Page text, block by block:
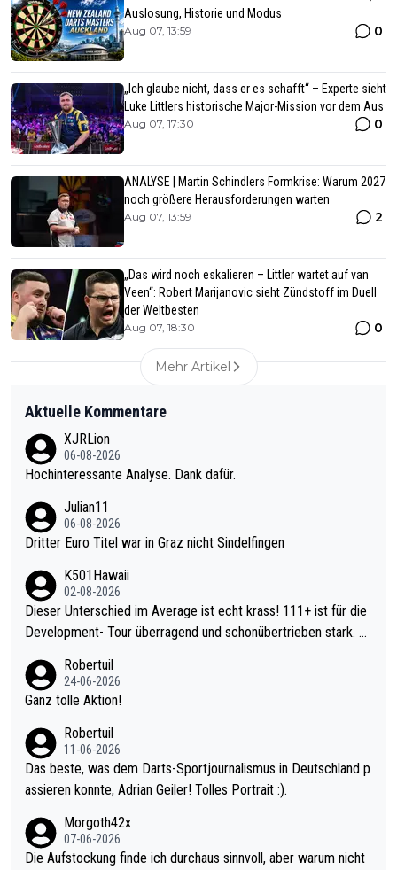
Auslosung, Historie und Modus
Aug 07, 13:59 0
„Ich glaube nicht, dass er es schafft“ – Experte sieht
Luke Littlers historische Major-Mission vor dem Aus
Aug 07, 17:30 0
ANALYSE | Martin Schindlers Formkrise: Warum 2027
noch größere Herausforderungen warten
Aug 07, 13:59 2
„Das wird noch eskalieren – Littler wartet auf van
Veen“: Robert Marijanovic sieht Zündstoff im Duell
der Weltbesten
Aug 07, 18:30 0
Mehr Artikel
Aktuelle Kommentare
XJRLion
06-08-2026
Hochinteressante Analyse. Dank dafür.
Julian11
06-08-2026
Dritter Euro Titel war in Graz nicht Sindelfingen
K501Hawaii
02-08-2026
Dieser Unterschied im Average ist echt krass! 111+ ist für die
Development- Tour überragend und schonübertrieben stark. U
mal 40+ erst recht. Da gewinnst keinen Blumentopf - ist ja noc
h krasser wie ein Pokalspiel eines Kreisligisten vs einem Bund
Robertuil
24-06-2026
Ganz tolle Aktion!
Robertuil
11-06-2026
Das beste, was dem Darts-Sportjournalismus in Deutschland p
assieren konnte, Adrian Geiler! Tolles Portrait :).
Morgoth42x
07-06-2026
Die Aufstockung finde ich durchaus sinnvoll, aber warum nicht